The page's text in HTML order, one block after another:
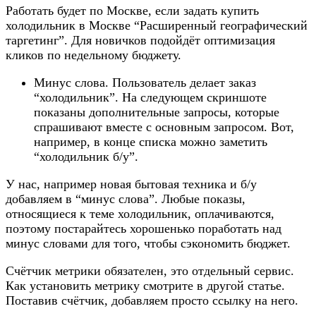
Работать будет по Москве, если задать купить
холодильник в Москве “Расширенный географический
таргетинг”. Для новичков подойдёт оптимизация
кликов по недельному бюджету.
Минус слова. Пользователь делает заказ
“холодильник”. На следующем скриншоте
показаны дополнительные запросы, которые
спрашивают вместе с основным запросом. Вот,
например, в конце списка можно заметить
“холодильник б/у”.
У нас, например новая бытовая техника и б/у
добавляем в “минус слова”. Любые показы,
относящиеся к теме холодильник, оплачиваются,
поэтому постарайтесь хорошенько поработать над
минус словами для того, чтобы сэкономить бюджет.
Счётчик метрики обязателен, это отдельный сервис.
Как установить метрику смотрите в другой статье.
Поставив счётчик, добавляем просто ссылку на него.